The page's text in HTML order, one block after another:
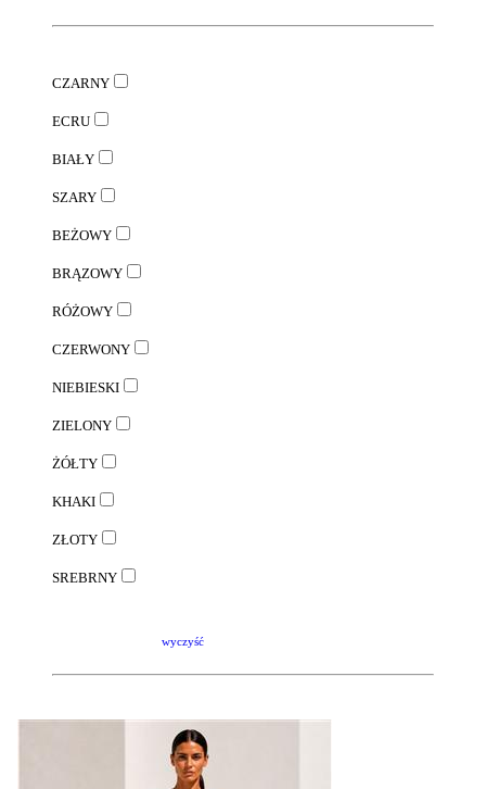
CZARNY
ECRU
BIAŁY
SZARY
BEŻOWY
BRĄZOWY
RÓŻOWY
CZERWONY
NIEBIESKI
ZIELONY
ŻÓŁTY
KHAKI
ZŁOTY
SREBRNY
wyczyść